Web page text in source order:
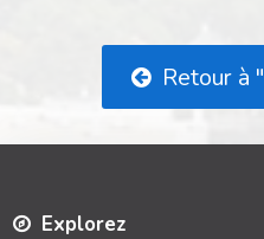
Retour à "
Explorez